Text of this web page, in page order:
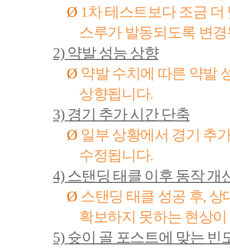
Ø 1 차 테스트보다 조금
스루가 발동되도록 변
2) 약발 성능 상향
Ø 약발 수치에 따른 약발
상향됩니다.
3) 경기 추가 시간 단축
Ø 일부 상황에서 경기 추
수정됩니다.
4) 스탠딩 태클 이후 동작 개
Ø 스탠딩 태클 성공 후, 상
확보하지 못하는 현상
5) 슛이 골 포스트에 맞는 빈